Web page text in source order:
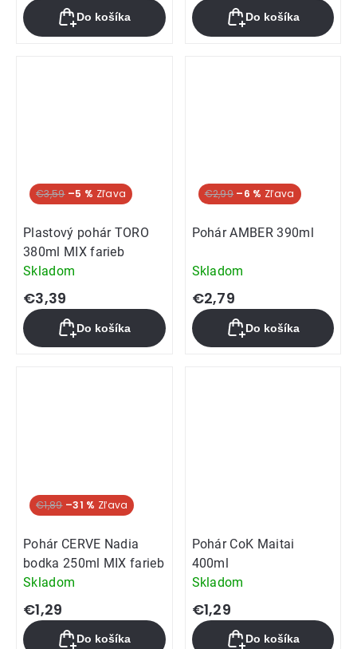
Do košíka Do košíka
€3,59 –5 %
Plastový pohár TORO
380ml MIX farieb
Skladom
€3,39
Do košíka
€2,99 –6 %
Pohár AMBER 390ml
Skladom
€2,79
Do košíka
€1,89 –31 %
Pohár CERVE Nadia
bodka 250ml MIX farieb
Skladom
€1,29
Do košíka
Pohár CoK Maitai
400ml
Skladom
€1,29
Do košíka